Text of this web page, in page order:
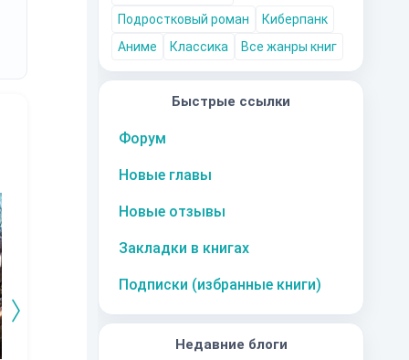
Подростковый роман
Киберпанк
Аниме
Классика Все жанры книг
Быстрые ссылки
Форум
Новые главы
Новые отзывы
Закладки в книгах
Подписки (избранные книги)
Недавние блоги